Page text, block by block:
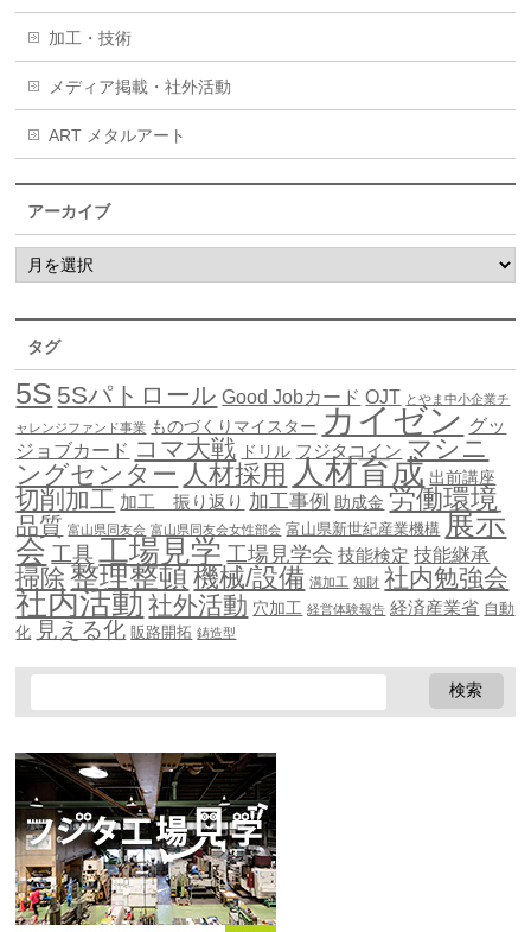
加工・技術
メディア掲載・社外活動
ART メタルアート
アーカイブ
タグ
5S 5Sパトロール Good Jobカード OJT とやま中小企業チ
ャレンジファンド事業 ものづくりマイスター カイゼン グッ
ジョブカード コマ大戦 ドリル フジタコイン マシニ
ングセンター 人材採用 人材育成 出前講座
切削加工 加工 振り返り 加工事例 助成金 労働環境
品質 富山県同友会 富山県同友会女性部会 富山県新世紀産業機構 展示
会 工具 工場見学 工場見学会 技能検定 技能継承
掃除 整理整頓機械/設備 溝加工 知財 社内勉強会
社内活動社外活動 穴加工 経営体験報告 経済産業省 自動
化 見える化 販路開拓 鋳造型